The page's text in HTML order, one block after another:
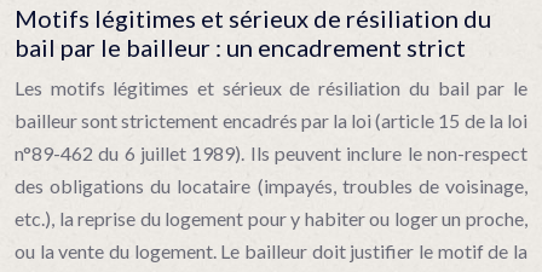
Motifs légitimes et sérieux de résiliation du
bail par le bailleur : un encadrement strict
Les motifs légitimes et sérieux de résiliation du bail par le
bailleur sont strictement encadrés par la loi (article 15 de la loi
n°89-462 du 6 juillet 1989). Ils peuvent inclure le non-respect
des obligations du locataire (impayés, troubles de voisinage,
etc.), la reprise du logement pour y habiter ou loger un proche,
ou la vente du logement. Le bailleur doit justifier le motif de la